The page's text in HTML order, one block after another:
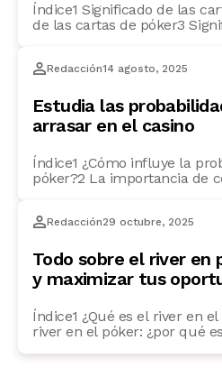
Índice1 Significado de las
de las cartas de póker3
póker?7 ¿Qué figura vale
Redacción14 agosto, 2025
Estudia las
arrasar en el casino
Índice1 ¿Cómo influye la
póker?2 La importancia de
Métodos básicos para
en póker para mejorar tu
cartas en el póker: ¿qué […]
Redacción29 octubre, 2025
Todo sobre el river en
y maximizar tus
Índice1 ¿Qué es el river en
river en el póker: ¿por qué